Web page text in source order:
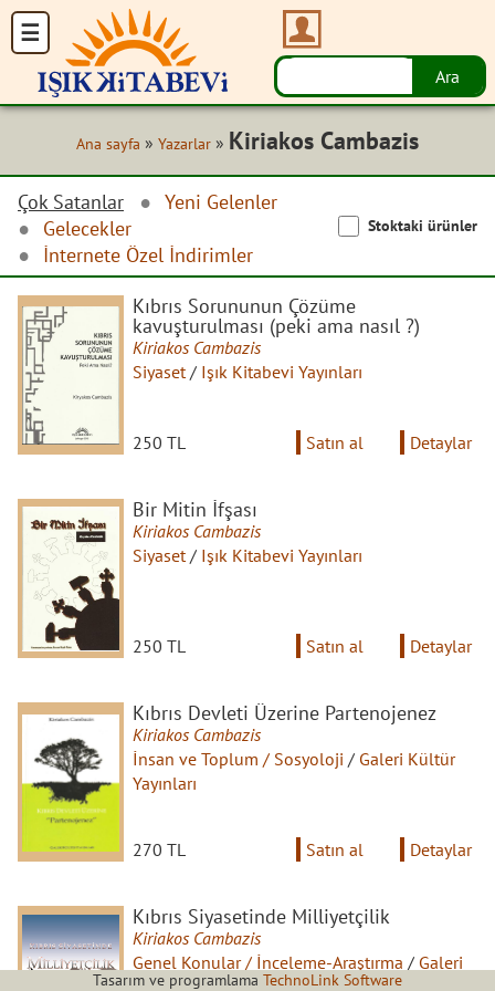
Ana sayfa » Yazarlar » Kiriakos Cambazis
Çok Satanlar
Yeni Gelenler
Gelecekler
İnternete Özel İndirimler
Stoktaki ürünler
Kıbrıs Sorununun Çözüme
kavuşturulması (peki ama nasıl ?)
Kiriakos Cambazis
Siyaset / Işık Kitabevi Yayınları
250 TL Satın al Detaylar
Bir Mitin İfşası
Kiriakos Cambazis
Siyaset / Işık Kitabevi Yayınları
250 TL Satın al Detaylar
Kıbrıs Devleti Üzerine Partenojenez
Kiriakos Cambazis
İnsan ve Toplum / Sosyoloji / Galeri Kültür
Yayınları
270 TL Satın al Detaylar
Kıbrıs Siyasetinde Milliyetçilik
Kiriakos Cambazis
Genel Konular / İnceleme-Araştırma / Galeri
Kültür Yayınları
Tasarım ve programlama TechnoLink Software